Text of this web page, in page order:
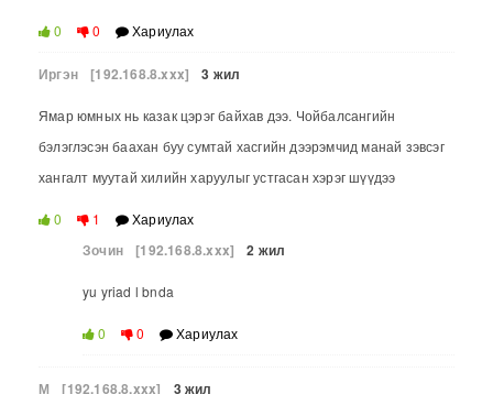
0 0 Хариулах
Иргэн [192.168.8.xxx] 3 жил
Ямар юмных нь казак цэрэг байхав дээ. Чойбалсангийн
бэлэглэсэн баахан буу сумтай хасгийн дээрэмчид манай зэвсэг
хангалт муутай хилийн харуулыг устгасан хэрэг шүүдээ
0 1 Хариулах
Зочин [192.168.8.xxx] 2 жил
yu yriad l bnda
0 0 Хариулах
М [192.168.8.xxx] 3 жил